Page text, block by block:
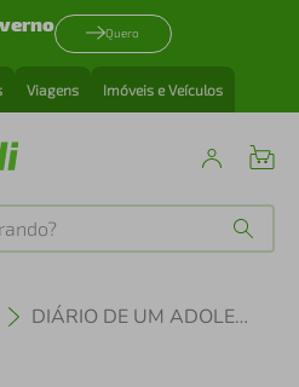
Quero
Viagens Imóveis e Veículos
DIÁRIO DE UM ADOLESCENTE APAIXONADO